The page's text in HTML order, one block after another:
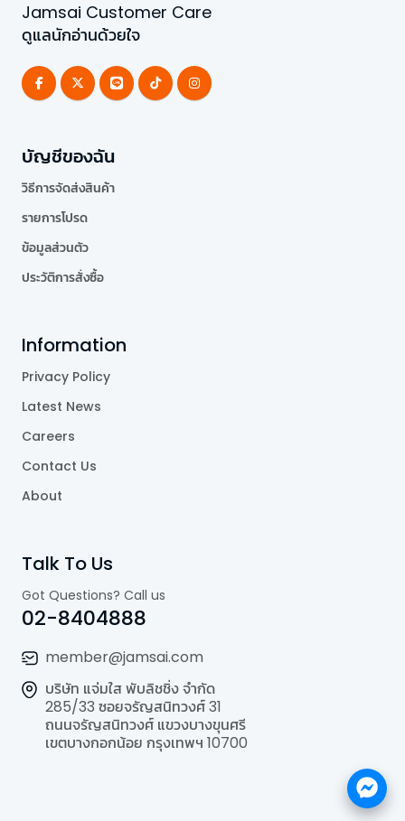
Jamsai Customer Care
ดูแลนักอ่านด้วยใจ
บัญชีของฉัน
วิธีการจัดส่งสินค้า
รายการโปรด
ข้อมูลส่วนตัว
ประวัติการสั่งซื้อ
Information
Privacy Policy
Latest News
Careers
Contact Us
About
Talk To Us
Got Questions? Call us
02-8404888
member@jamsai.com
บริษัท แจ่มใส พับลิชชิ่ง จำกัด
285/33 ซอยจรัญสนิทวงศ์ 31
ถนนจรัญสนิทวงศ์ แขวงบางขุนศรี
เขตบางกอกน้อย กรุงเทพฯ 10700